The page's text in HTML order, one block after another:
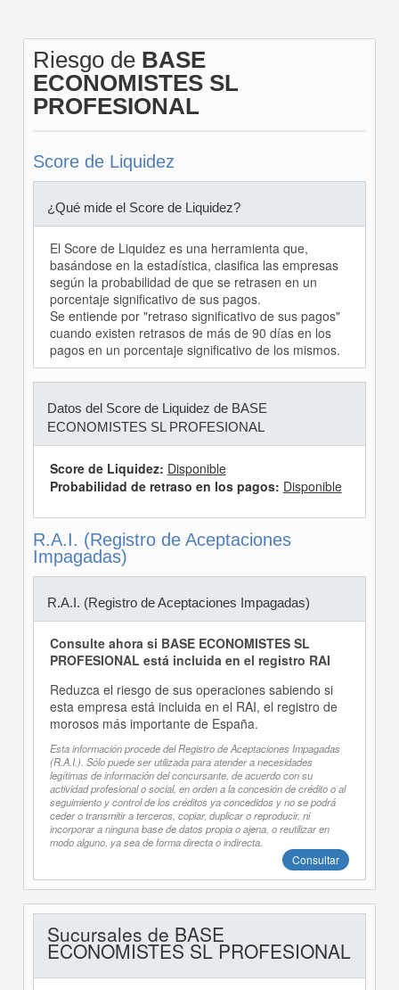
Riesgo de BASE
ECONOMISTES SL
PROFESIONAL
Score de Liquidez
¿Qué mide el Score de Liquidez?
El Score de Liquidez es una herramienta que,
basándose en la estadística, clasifica las empresas
según la probabilidad de que se retrasen en un
porcentaje significativo de sus pagos.
Se entiende por "retraso significativo de sus pagos"
cuando existen retrasos de más de 90 días en los
pagos en un porcentaje significativo de los mismos.
Datos del Score de Liquidez de BASE
ECONOMISTES SL PROFESIONAL
Score de Liquidez: Disponible
Probabilidad de retraso en los pagos: Disponible
R.A.I. (Registro de Aceptaciones
Impagadas)
R.A.I. (Registro de Aceptaciones Impagadas)
Consulte ahora si BASE ECONOMISTES SL
PROFESIONAL está incluida en el registro RAI
Reduzca el riesgo de sus operaciones sabiendo si
esta empresa está incluida en el RAI, el registro de
morosos más importante de España.
Esta información procede del Registro de Aceptaciones Impagadas
(R.A.I.). Sólo puede ser utilizada para atender a necesidades
legítimas de información del concursante, de acuerdo con su
actividad profesional o social, en orden a la concesión de crédito o al
seguimiento y control de los créditos ya concedidos y no se podrá
ceder o transmitir a terceros, copiar, duplicar o reproducir, ni
incorporar a ninguna base de datos propia o ajena, o reutilizar en
modo alguno, ya sea de forma directa o indirecta.
Consultar
Sucursales de BASE
ECONOMISTES SL PROFESIONAL